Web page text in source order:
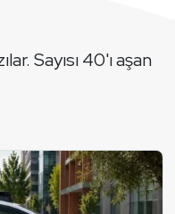
Sayısı 40'ı aşan